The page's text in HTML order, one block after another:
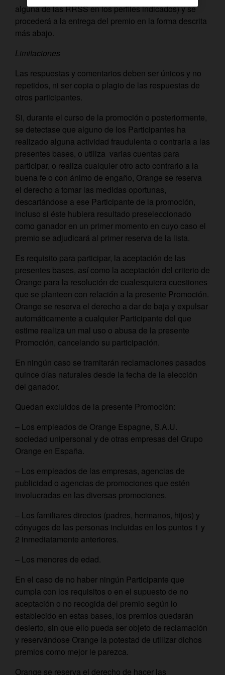
alguna de las RRSS en los perfiles indicados) y se
procederá a la entrega del premio en la forma descrita
más abajo.
Limitaciones
Las respuestas y comentarios deben ser únicos y no
repetidos, ni ser copia o plagio de las respuestas de
otros participantes.
Si, durante el curso de la promoción o posteriormente,
se detectase que alguno de los Participantes ha
realizado alguna actividad fraudulenta o contraria a las
presentes bases, o utiliza varias cuentas para
participar, o realiza cualquier otro acto contrario a la
buena fe o con ánimo de engaño, Orange se reserva
el derecho a tomar las medidas oportunas,
descartándose a ese Participante de la promoción,
incluso si éste hubiera resultado preseleccionado
como ganador en un primer momento en cuyo caso el
premio se adjudicará al primer reserva de la lista.
Es requisito para participar, la aceptación de las
presentes bases, así como la aceptación del criterio de
Orange para la resolución de cualesquiera cuestiones
que se planteen con relación a la presente Promoción.
Orange se reserva el derecho a dar de baja y expulsar
automáticamente a cualquier Participante del que
estime realiza un mal uso o abusa de la presente
Promoción, cancelando su participación.
En ningún caso se tramitarán reclamaciones pasados
quince días naturales desde la fecha de la elección
del ganador.
Quedan excluidos de la presente Promoción:
– Los empleados de Orange Espagne, S.A.U.
sociedad unipersonal y de otras empresas del Grupo
Orange en España.
– Los empleados de las empresas, agencias de
publicidad o agencias de promociones que estén
involucradas en las diversas promociones.
– Los familiares directos (padres, hermanos, hijos) y
cónyuges de las personas incluidas en los puntos 1 y
2 inmediatamente anteriores.
– Los menores de edad.
En el caso de no haber ningún Participante que
cumpla con los requisitos o en el supuesto de no
aceptación o no recogida del premio según lo
establecido en estas bases, los premios quedarán
desierto, sin que ello pueda ser objeto de reclamación
y reservándose Orange la potestad de utilizar dichos
premios como mejor le parezca.
Orange se reserva el derecho de hacer las